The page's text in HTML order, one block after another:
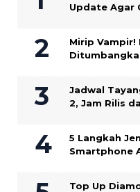
Update Agar
Mirip Vampir!
Jadwal
2, Jam Rilis
5 Langkah
Smartphone
Top Up